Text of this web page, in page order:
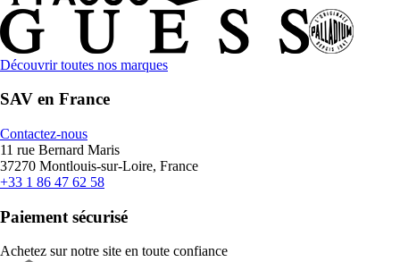
Découvrir toutes nos marques
SAV en France
Contactez-nous
11 rue Bernard Maris
37270 Montlouis-sur-Loire, France
+33 1 86 47 62 58
Paiement sécurisé
Achetez sur notre site en toute confiance